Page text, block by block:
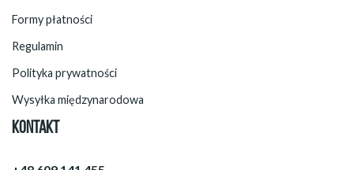
Formy płatności
Regulamin
Polityka prywatności
Wysyłka międzynarodowa
KONTAKT